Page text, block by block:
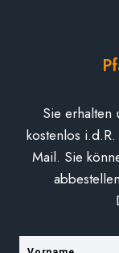
Sie erhalten
kostenlos
Mail. Sie